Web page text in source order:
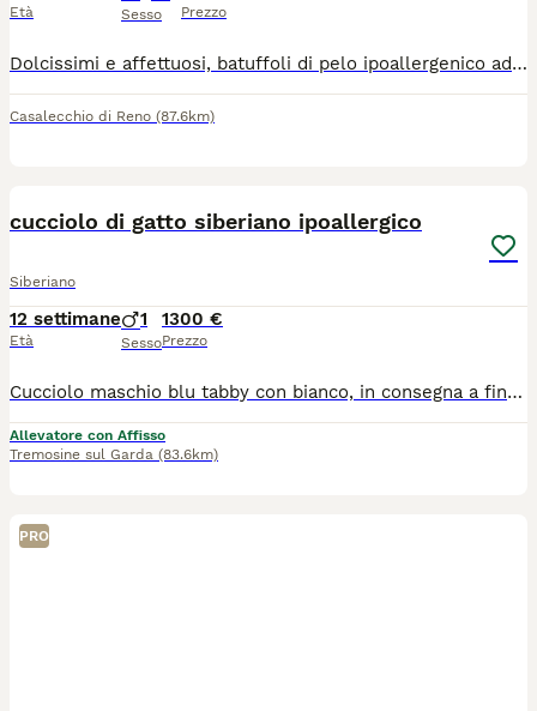
Età Sesso Prezzo
Dolcissimi e affettuosi, batuffoli di pelo ipoallergenico adatto agli allergici. Si cedono abituati a lettiera e tira graffi
Casalecchio di Reno (87.6km)
cucciolo di gatto siberiano ipoallergico
Siberiano
12 settimane
Età
1
Sesso
1300 €
Prezzo
Cucciolo maschio blu tabby con bianco, in consegna a fine agosto , ottima genealogia ,ottimo carattere abituato alla lettiera e tiragraffi , genitori testati per tutte le malattie genetiche
Allevatore con Affisso
Tremosine sul Garda (83.6km)
PRO